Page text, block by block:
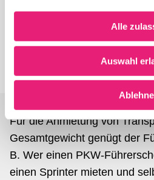
Daten zusammen, die Sie ihnen
die sie im Rahmen Ihrer
haben.
Alle
Auswahl
Sie sparen bares Geld bei
Transporten in München,
Für die Anmietung von
Gesamtgewicht genügt der
B. Wer einen PKW-
einen Sprinter mieten und